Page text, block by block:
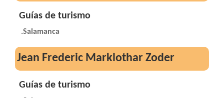
Guías de turismo
.Salamanca
Jean Frederic Marklothar Zoder
Guías de turismo